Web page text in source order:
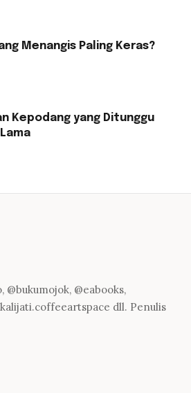
Menangis Paling Keras?
Kepodang yang Ditunggu
@eabooks,
dll. Penulis